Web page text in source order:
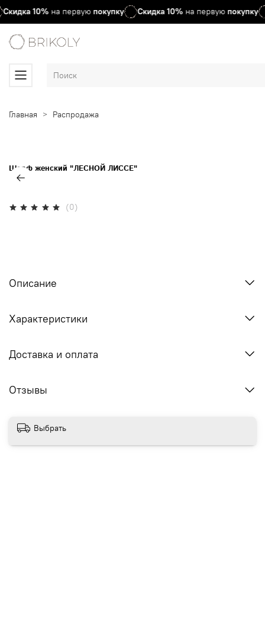
Скидка10%на первую покупку Скидка10%на первую покупку
Главная Распродажа
(0)
Шарф женский "ЛЕСНОЙ ЛИССЕ"
Описание
Характеристики
Доставка и оплата
Отзывы
Выбрать